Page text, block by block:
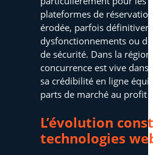
plateformes de
érodée, parfois
dysfonctionnements ou
de sécurité. Dans la
concurrence est vive
sa crédibilité en ligne
parts de marché au profit
L’évolution
technologies